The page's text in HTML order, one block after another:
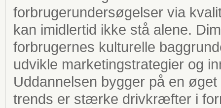
forbrugerundersøgelser via
kan imidlertid ikke stå alene.
forbrugernes kulturelle
udvikle marketingstrategier og
Uddannelsen bygger på en
trends er stærke drivkræfter i